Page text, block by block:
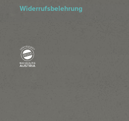
Widerrufsbelehrung